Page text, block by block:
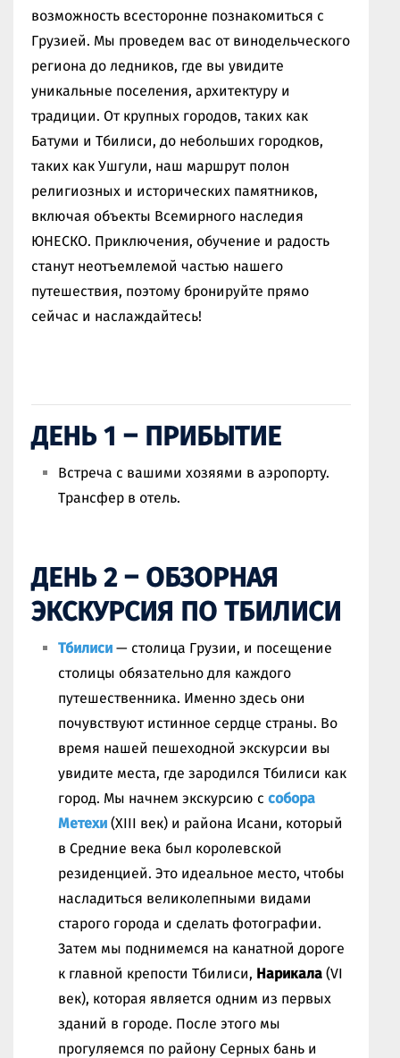
возможность всесторонне познакомиться с
Грузией. Мы проведем вас от винодельческого
региона до ледников, где вы увидите
уникальные поселения, архитектуру и
традиции. От крупных городов, таких как
Батуми и Тбилиси, до небольших городков,
таких как Ушгули, наш маршрут полон
религиозных и исторических памятников,
включая объекты Всемирного наследия
ЮНЕСКО. Приключения, обучение и радость
станут неотъемлемой частью нашего
путешествия, поэтому бронируйте прямо
сейчас и наслаждайтесь!
ДЕНЬ 1 – ПРИБЫТИЕ
Встреча с вашими хозяями в аэропорту.
Трансфер в отель.
ДЕНЬ 2 – ОБЗОРНАЯ
ЭКСКУРСИЯ ПО ТБИЛИСИ
Тбилиси — столица Грузии, и посещение
столицы обязательно для каждого
путешественника. Именно здесь они
почувствуют истинное сердце страны. Во
время нашей пешеходной экскурсии вы
увидите места, где зародился Тбилиси как
город. Мы начнем экскурсию с собора
Метехи (XIII век) и района Исани, который
в Средние века был королевской
резиденцией. Это идеальное место, чтобы
насладиться великолепными видами
старого города и сделать фотографии.
Затем мы поднимемся на канатной дороге
к главной крепости Тбилиси, Нарикала (VI
век), которая является одним из первых
зданий в городе. После этого мы
прогуляемся по району Серных бань и